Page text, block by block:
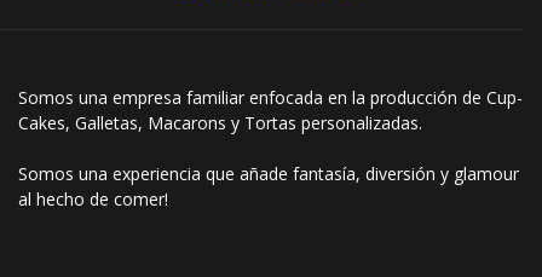
Somos una empresa familiar enfocada en la producción de Cup-
Cakes, Galletas, Macarons y Tortas personalizadas.
Somos una experiencia que añade fantasía, diversión y glamour
al hecho de comer!